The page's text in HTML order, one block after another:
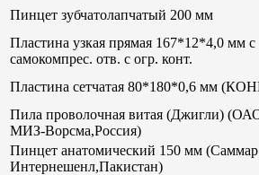
Пинцет зубчатолапчатый 200 мм
Пластина узкая прямая 167*12*4,0 мм с
самокомпрес. отв. с огр. конт.
Пластина сетчатая 80*180*0,6 мм
Пила проволочная витая (Джигли)
МИЗ-Ворсма,Россия)
Пинцет анатомический 150 мм (Саммар
Интернешенл,Пакистан)